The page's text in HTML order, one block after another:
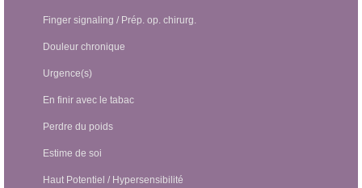
Finger signaling / Prép. op. chirurg.
Douleur chronique
Urgence(s)
En finir avec le tabac
Perdre du poids
Estime de soi
Haut Potentiel / Hypersensibilité